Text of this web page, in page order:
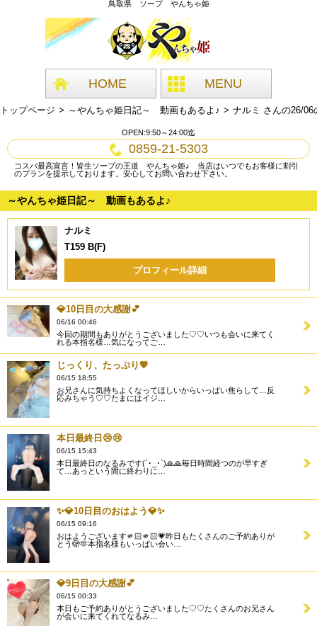
鳥取県 ソープ やんちゃ姫
MENU
HOME
トップページ ～やんちゃ姫日記～ 動画もあるよ♪ ナルミ さんの26/
OPEN:9:50～24:00迄
0859-21-5303
コスパ最高宣言！皆生ソープの王道 やんちゃ姫♪ 当店はいつでもお客様に割引
のプランを提示しております。安心してお問い合わせ下さい。
～やんちゃ姫日記～ 動画もあるよ♪
ナルミ
T159 B(F)
プロフィール詳細
💎10日目の大感謝💕
06/16 00:46
今回の期間もありがとうございました♡♡いつも会いに来てく
れる本指名様…気になってご…
じっくり、たっぷり💖
06/15 18:55
お兄さんに気持ちよくなってほしいからいっぱい焦らして…反
応みちゃう♡♡たまにはイジ…
本日最終日😢😢
06/15 15:43
本日最終日のなるみです(´･_･`)🙏🙏毎日時間経つのが早すぎ
て…あっという間に終わりに…
✨️💎10日目のおはよう💎✨️
06/15 09:16
おはようございます🫵🏻🫵🏻💗昨日もたくさんのご予約ありが
とう🫣🫶本指名様もいっぱい会い…
💎9日目の大感謝💕
06/15 00:33
本日もご予約ありがとうございました♡♡たくさんのお兄さん
が会いに来てくれてなるみ…